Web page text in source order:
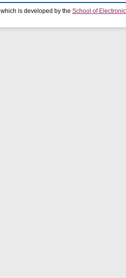
which is developed by the School of